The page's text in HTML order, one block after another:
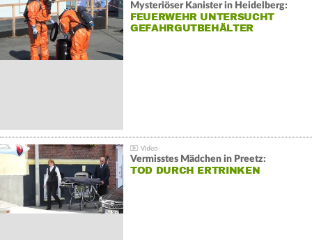
Mysteriöser Kanister in Heidelberg:
FEUERWEHR UNTERSUCHT
GEFAHRGUTBEHÄLTER
Vermisstes Mädchen in Preetz:
TOD DURCH ERTRINKEN